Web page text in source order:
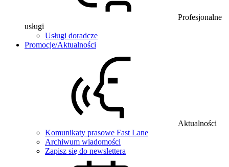
Profesjonalne
usługi
Usługi doradcze
Promocje/Aktualności
Aktualności
Komunikaty prasowe Fast Lane
Archiwum wiadomości
Zapisz się do newslettera